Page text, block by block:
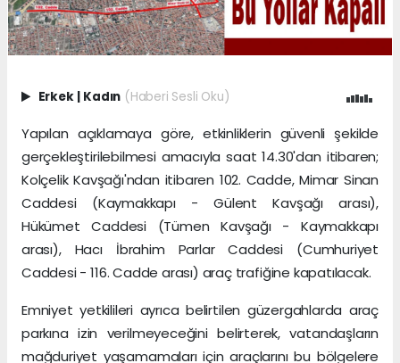
Erkek | Kadın (Haberi Sesli Oku)
Yapılan açıklamaya göre, etkinliklerin güvenli şekilde
gerçekleştirilebilmesi amacıyla saat 14.30'dan itibaren;
Kolçelik Kavşağı'ndan itibaren 102. Cadde, Mimar Sinan
Caddesi (Kaymakkapı - Gülent Kavşağı arası),
Hükümet Caddesi (Tümen Kavşağı - Kaymakkapı
arası), Hacı İbrahim Parlar Caddesi (Cumhuriyet
Caddesi - 116. Cadde arası) araç trafiğine kapatılacak.
Emniyet yetkilileri ayrıca belirtilen güzergahlarda araç
parkına izin verilmeyeceğini belirterek, vatandaşların
mağduriyet yaşamamaları için araçlarını bu bölgelere